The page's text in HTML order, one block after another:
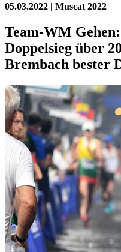
05.03.2022 | Muscat 2022
Team-WM
Doppelsieg über
Brembach bester